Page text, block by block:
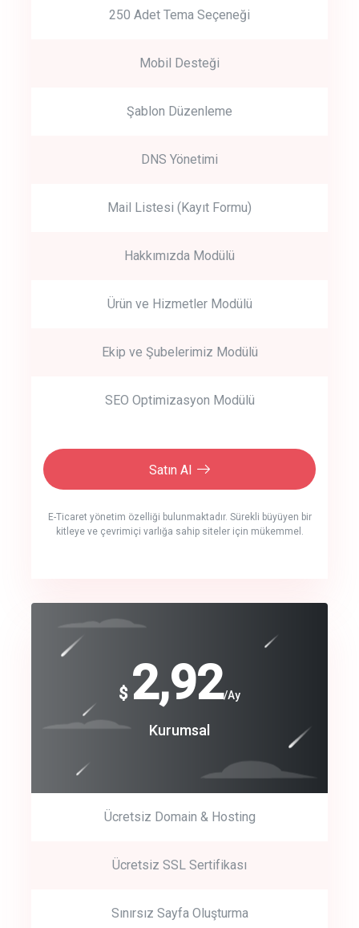
250 Adet Tema Seçeneği
Mobil Desteği
Şablon Düzenleme
DNS Yönetimi
Mail Listesi (Kayıt Formu)
Hakkımızda Modülü
Ürün ve Hizmetler Modülü
Ekip ve Şubelerimiz Modülü
SEO Optimizasyon Modülü
Satın Al
E-Ticaret yönetim özelliği bulunmaktadır. Sürekli büyüyen bir
kitleye ve çevrimiçi varlığa sahip siteler için mükemmel.
crm auto cync
track energy costs
Get Started
Start by trying our service for 30 days free trial no credit card
$ 2,92/Ay
Kurumsal
Ücretsiz Domain & Hosting
Ücretsiz SSL Sertifikası
Sınırsız Sayfa Oluşturma
$
240
Coroprate